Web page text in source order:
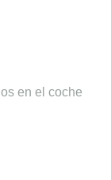
en el coche